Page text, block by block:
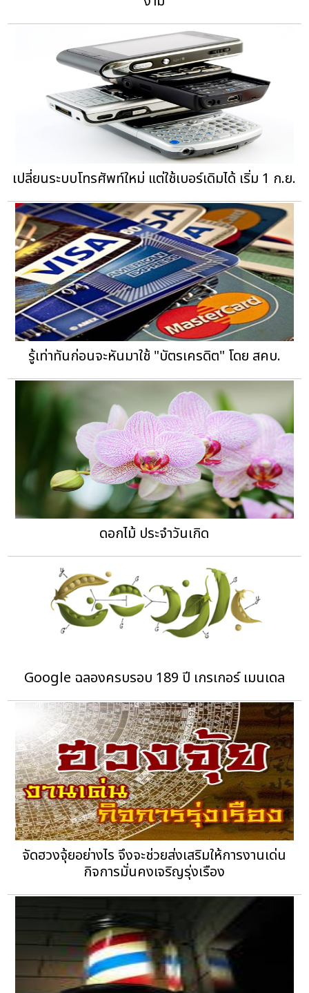
เปลี่ยนระบบโทรศัพท์ใหม่ แต่ใช้เบอร์เดิมได้ เริ่ม 1 ก.ย.
รู้เท่าทันก่อนจะหันมาใช้ "บัตรเครดิต" โดย สคบ.
ดอกไม้ ประจำวันเกิด
Google ฉลองครบรอบ 189 ปี เกรเกอร์ เมนเดล
จัดฮวงจุ้ยอย่างไร จึงจะช่วยส่งเสริมให้การงานเด่น
กิจการมั่นคงเจริญรุ่งเรือง